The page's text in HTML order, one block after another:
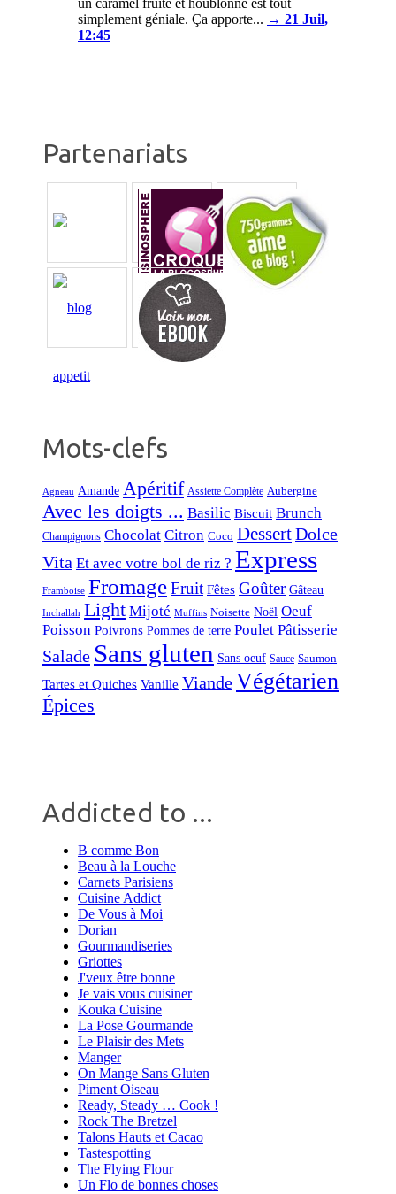
un caramel fruité et houblonné est tout
simplement géniale. Ça apporte... → 21 Juil,
12:45
Partenariats
Mots-clefs
Agneau Amande Apéritif Assiette Complète Aubergine
Avec les doigts ... Basilic Biscuit Brunch
Champignons Chocolat Citron Coco DessertDolce
Vita Et avec votre bol de riz ? Express
Framboise FromageFruit Fêtes Goûter Gâteau
Inchallah Light Mijoté Muffins Noisette Noël Oeuf
Poisson Poivrons Pommes de terre Poulet Pâtisserie
Salade Sans gluten Sans oeuf Sauce Saumon
Tartes et Quiches Vanille ViandeVégétarien
Épices
Addicted to ...
B comme Bon
Beau à la Louche
Carnets Parisiens
Cuisine Addict
De Vous à Moi
Dorian
Gourmandiseries
Griottes
J'veux être bonne
Je vais vous cuisiner
Kouka Cuisine
La Pose Gourmande
Le Plaisir des Mets
Manger
On Mange Sans Gluten
Piment Oiseau
Ready, Steady … Cook !
Rock The Bretzel
Talons Hauts et Cacao
Tastespotting
The Flying Flour
Un Flo de bonnes choses